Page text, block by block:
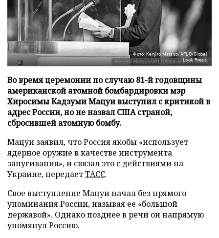
Фото: Kenjiro Matsuo/AFLO/Global
Look Press
Во время церемонии по случаю 81-й годовщины
американской атомной бомбардировки мэр
Хиросимы Кадзуми Мацуи выступил с критикой в
адрес России, но не назвал США страной,
сбросившей атомную бомбу.
Мацуи заявил, что Россия якобы «использует
ядерное оружие в качестве инструмента
запугивания», и связал это с действиями на
Украине, передаетТАСС.
Свое выступление Мацуи начал без прямого
упоминания России, называя ее «большой
державой». Однако позднее в речи он напрямую
упомянул Россию.